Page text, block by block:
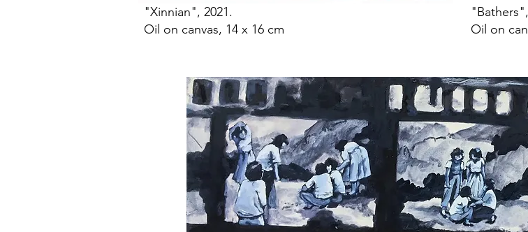
"Xinnian", 2021.
Oil on canvas, 14 x 16 cm
Oil on